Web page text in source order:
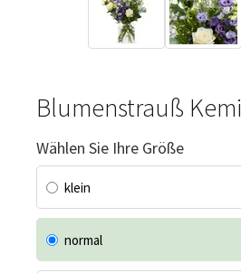
Blumenstrauß Kemi
Wählen Sie Ihre Größe
klein
normal